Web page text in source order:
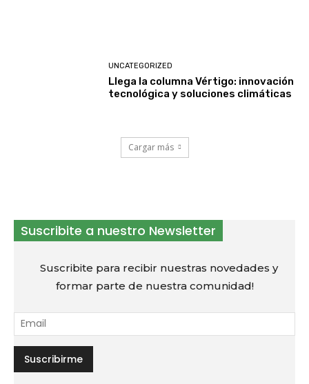
UNCATEGORIZED
Llega la columna Vértigo: innovación
tecnológica y soluciones climáticas
Cargar más
Suscribite a nuestro Newsletter
Suscribite para recibir nuestras novedades y
formar parte de nuestra comunidad!